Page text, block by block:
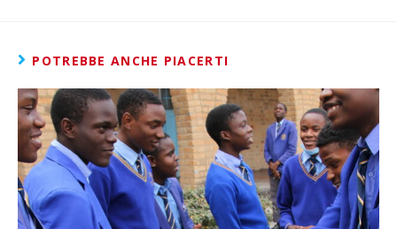
POTREBBE ANCHE PIACERTI